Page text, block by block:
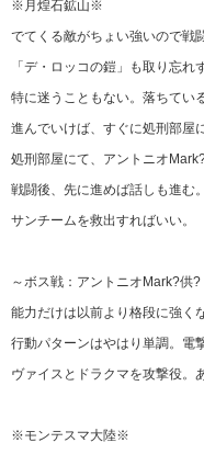
※月煌石鉱山※
でてくる敵がちょい強いので戦
「デ・ロッコの鎧」も取り忘れ
特に迷うこともない。落ちてい
進んでいけば、すぐに処刑部屋
処刑部屋にて、アントニオMark?
戦闘後、先に進めば話しも進む。
サンチームを救出すればいい。
～ボス戦：アントニオMark?供?
能力だけは以前より格段に強く
行動パターンはやはり単調。電
ヴァイスとドラクマを攻撃役。
※モンテスマ大陸※